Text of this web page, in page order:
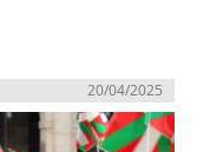
20/04/2025